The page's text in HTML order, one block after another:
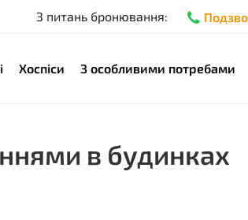
З питань бронювання:
Хоспіси З особливими потребами
в будинках